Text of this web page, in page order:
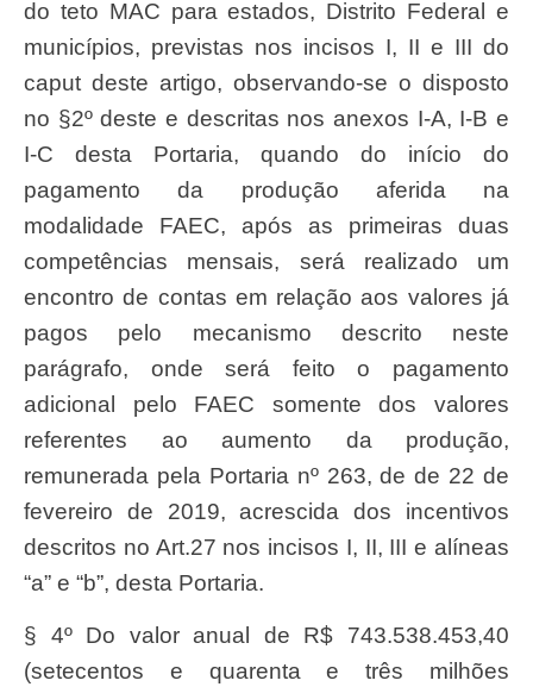
do teto MAC para estados, Distrito Federal e
municípios, previstas nos incisos I, II e III do
caput deste artigo, observando-se o disposto
no §2º deste e descritas nos anexos I-A, I-B e
I-C desta Portaria, quando do início do
pagamento da produção aferida na
modalidade FAEC, após as primeiras duas
competências mensais, será realizado um
encontro de contas em relação aos valores já
pagos pelo mecanismo descrito neste
parágrafo, onde será feito o pagamento
adicional pelo FAEC somente dos valores
referentes ao aumento da produção,
remunerada pela Portaria nº 263, de de 22 de
fevereiro de 2019, acrescida dos incentivos
descritos no Art.27 nos incisos I, II, III e alíneas
“a” e “b”, desta Portaria.
§ 4º Do valor anual de R$ 743.538.453,40
(setecentos e quarenta e três milhões